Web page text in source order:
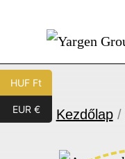
Yargen
Group
Kezdőlap/
HUF Ft
EUR €